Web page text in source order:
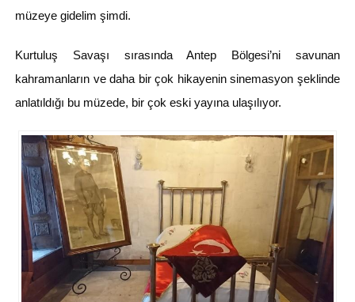
müzeye gidelim şimdi.
Kurtuluş Savaşı sırasında Antep Bölgesi’ni savunan
kahramanların ve daha bir çok hikayenin sinemasyon şeklinde
anlatıldığı bu müzede, bir çok eski yayına ulaşılıyor.